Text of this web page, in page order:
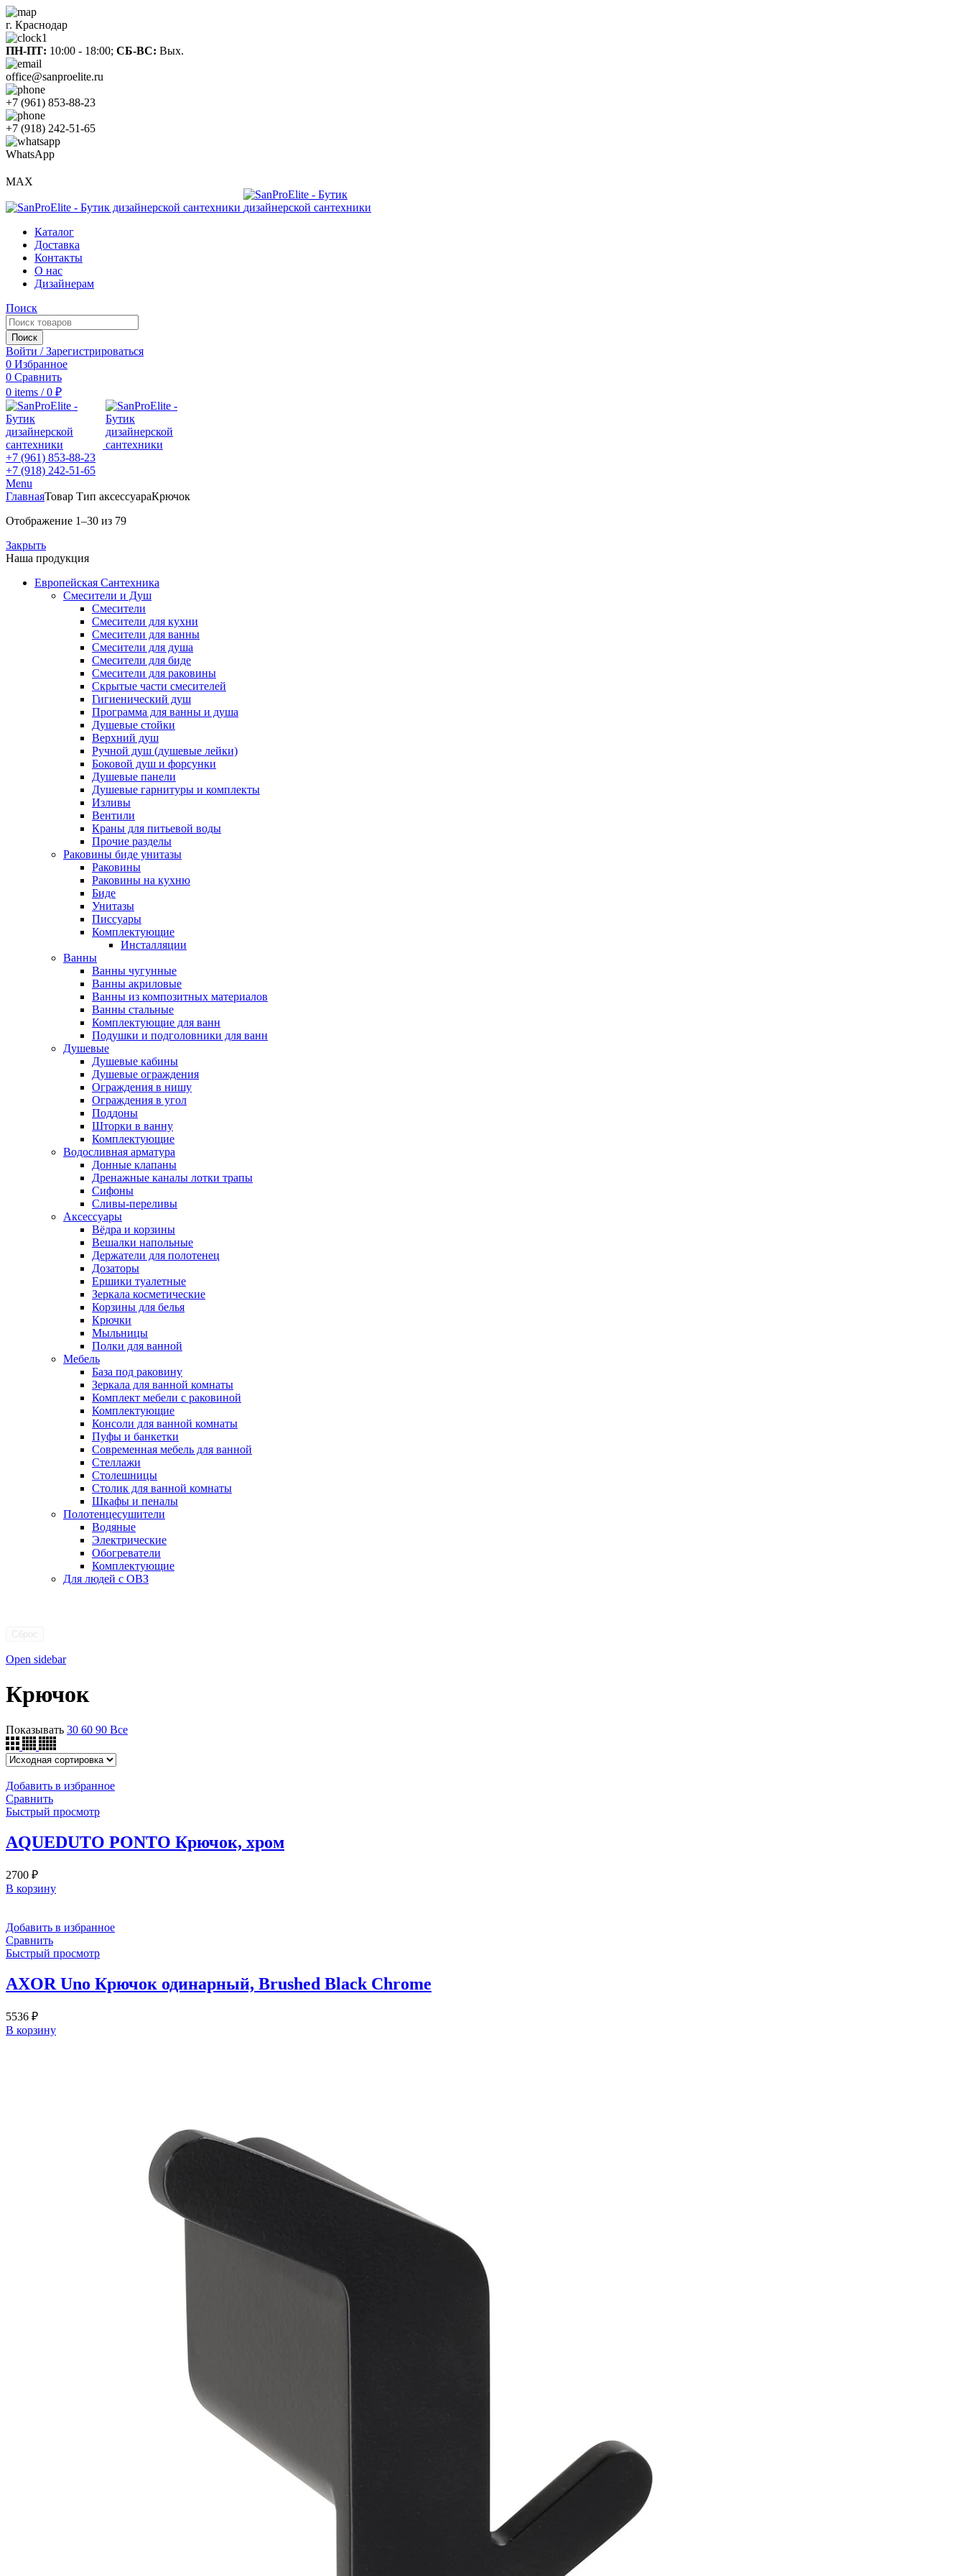
г. Краснодар
ПН-ПТ: 10:00 - 18:00; СБ-ВС: Вых.
office@sanproelite.ru
+7 (961) 853-88-23
+7 (918) 242-51-65
WhatsApp
MAX
Каталог
Доставка
Контакты
О нас
Дизайнерам
Поиск
Поиск
Войти / Зарегистрироваться
0 Избранное
0 Сравнить
0 items / 0 ₽
+7 (961) 853-88-23
+7 (918) 242-51-65
Menu
ГлавнаяТовар Тип аксессуараКрючок
Отображение 1–30 из 79
Закрыть
Наша продукция
Европейская Сантехника
Смесители и Душ
Смесители
Смесители для кухни
Смесители для ванны
Смесители для душа
Смесители для биде
Смесители для раковины
Скрытые части смесителей
Гигиенический душ
Программа для ванны и душа
Душевые стойки
Верхний душ
Ручной душ (душевые лейки)
Боковой душ и форсунки
Душевые панели
Душевые гарнитуры и комплекты
Изливы
Вентили
Краны для питьевой воды
Прочие разделы
Раковины биде унитазы
Раковины
Раковины на кухню
Биде
Унитазы
Писсуары
Комплектующие
Инсталляции
Ванны
Ванны чугунные
Ванны акриловые
Ванны из композитных материалов
Ванны стальные
Комплектующие для ванн
Подушки и подголовники для ванн
Душевые
Душевые кабины
Душевые ограждения
Ограждения в нишу
Ограждения в угол
Поддоны
Шторки в ванну
Комплектующие
Водосливная арматура
Донные клапаны
Дренажные каналы лотки трапы
Сифоны
Сливы-переливы
Аксессуары
Вёдра и корзины
Вешалки напольные
Держатели для полотенец
Дозаторы
Ершики туалетные
Зеркала косметические
Корзины для белья
Крючки
Мыльницы
Полки для ванной
Мебель
База под раковину
Зеркала для ванной комнаты
Комплект мебели с раковиной
Комплектующие
Консоли для ванной комнаты
Пуфы и банкетки
Современная мебель для ванной
Стеллажи
Столешницы
Столик для ванной комнаты
Шкафы и пеналы
Полотенцесушители
Водяные
Электрические
Обогреватели
Комплектующие
Для людей с ОВЗ
Open sidebar
Крючок
Показывать 30 60 90 Все
Добавить в избранное
Сравнить
Быстрый просмотр
AQUEDUTO PONTO Крючок, хром
2700 ₽
В корзину
Добавить в избранное
Сравнить
Быстрый просмотр
AXOR Uno Крючок одинарный, Brushed Black Chrome
5536 ₽
В корзину